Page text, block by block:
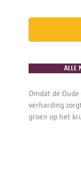
ALLE
Omdat de
verharding
groen op het